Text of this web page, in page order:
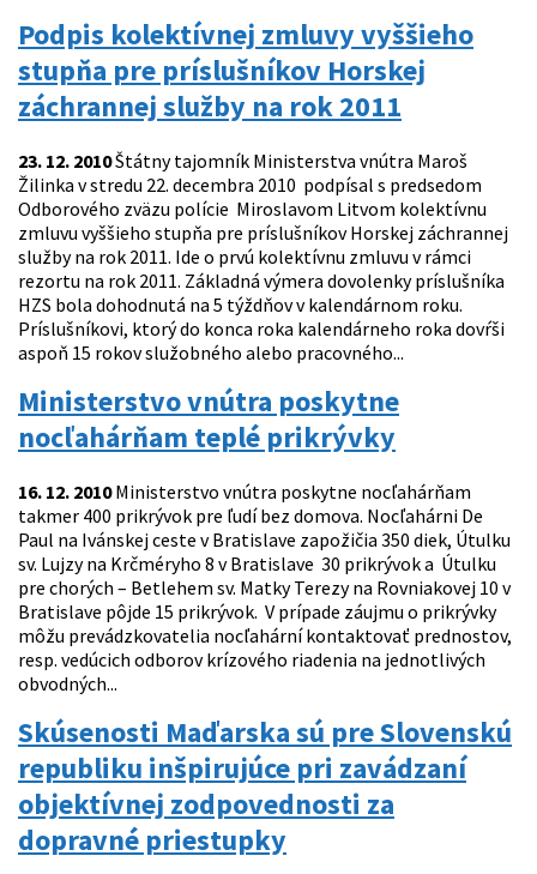
Podpis kolektívnej zmluvy vyššieho
stupňa pre príslušníkov Horskej
záchrannej služby na rok 2011
23. 12. 2010Štátny tajomník Ministerstva vnútra Maroš
Žilinka v stredu 22. decembra 2010 podpísal s predsedom
Odborového zväzu polície Miroslavom Litvom kolektívnu
zmluvu vyššieho stupňa pre príslušníkov Horskej záchrannej
služby na rok 2011. Ide o prvú kolektívnu zmluvu v rámci
rezortu na rok 2011. Základná výmera dovolenky príslušníka
HZS bola dohodnutá na 5 týždňov v kalendárnom roku.
Príslušníkovi, ktorý do konca roka kalendárneho roka dovŕši
aspoň 15 rokov služobného alebo pracovného...
Ministerstvo vnútra poskytne
nocľahárňam teplé prikrývky
16. 12. 2010Ministerstvo vnútra poskytne nocľahárňam
takmer 400 prikrývok pre ľudí bez domova. Nocľahárni De
Paul na Ivánskej ceste v Bratislave zapožičia 350 diek, Útulku
sv. Lujzy na Krčméryho 8 v Bratislave 30 prikrývok a Útulku
pre chorých – Betlehem sv. Matky Terezy na Rovniakovej 10 v
Bratislave pôjde 15 prikrývok. V prípade záujmu o prikrývky
môžu prevádzkovatelia nocľahární kontaktovať prednostov,
resp. vedúcich odborov krízového riadenia na jednotlivých
obvodných...
Skúsenosti Maďarska sú pre Slovenskú
republiku inšpirujúce pri zavádzaní
objektívnej zodpovednosti za
dopravné priestupky